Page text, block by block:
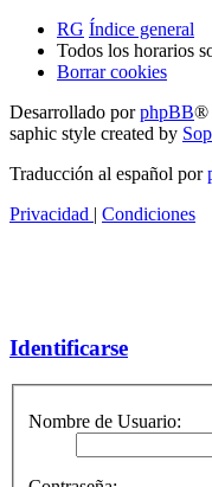
RG Índice general
Todos los horarios
Borrar cookies
Desarrollado porphpBB®
saphic style created by
Traducción al español por
Privacidad | Condiciones
Identificarse
Nombre de Usuario: